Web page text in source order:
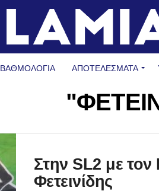
ΒΑΘΜΟΛΟΓΙΑ ΑΠΟΤΕΛΕΣΜΑΤΑ
Στην SL2 με
Φετεινίδης